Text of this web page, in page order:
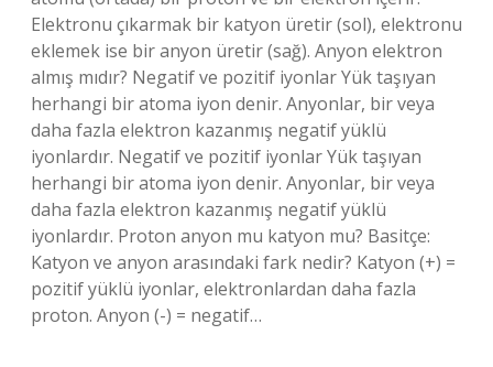
Elektronu çıkarmak bir katyon üretir (sol), elektronu
eklemek ise bir anyon üretir (sağ). Anyon elektron
almış mıdır? Negatif ve pozitif iyonlar Yük taşıyan
herhangi bir atoma iyon denir. Anyonlar, bir veya
daha fazla elektron kazanmış negatif yüklü
iyonlardır. Negatif ve pozitif iyonlar Yük taşıyan
herhangi bir atoma iyon denir. Anyonlar, bir veya
daha fazla elektron kazanmış negatif yüklü
iyonlardır. Proton anyon mu katyon mu? Basitçe:
Katyon ve anyon arasındaki fark nedir? Katyon (+) =
pozitif yüklü iyonlar, elektronlardan daha fazla
proton. Anyon (-) = negatif…